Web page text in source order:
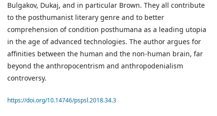
Bulgakov, Dukaj, and in particular Brown. They all contribute
to the posthumanist literary genre and to better
comprehension of condition posthumana as a leading utopia
in the age of advanced technologies. The author argues for
affinities between the human and the non-human brain, far
beyond the anthropocentrism and anthropodenialism
controversy.
https://doi.org/10.14746/pspsl.2018.34.3